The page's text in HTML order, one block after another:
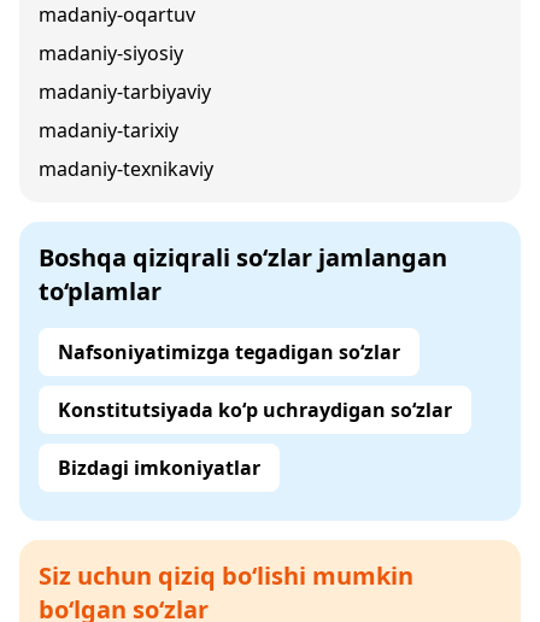
madaniy-oqartuv
madaniy-siyosiy
madaniy-tarbiyaviy
madaniy-tarixiy
madaniy-texnikaviy
Boshqa qiziqrali so‘zlar jamlangan
to‘plamlar
Nafsoniyatimizga tegadigan so‘zlar
Konstitutsiyada ko‘p uchraydigan so‘zlar
Bizdagi imkoniyatlar
Siz uchun qiziq bo‘lishi mumkin
bo‘lgan so‘zlar